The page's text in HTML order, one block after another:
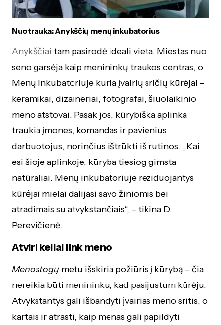
Nuotrauka: Anykščių menų inkubatorius
Anykščiai tam pasirodė ideali vieta. Miestas nuo
seno garsėja kaip menininkų traukos centras, o
Menų inkubatoriuje kuria įvairių sričių kūrėjai –
keramikai, dizaineriai, fotografai, šiuolaikinio
meno atstovai. Pasak jos, kūrybiška aplinka
traukia įmones, komandas ir pavienius
darbuotojus, norinčius ištrūkti iš rutinos. „Kai
esi šioje aplinkoje, kūryba tiesiog gimsta
natūraliai. Menų inkubatoriuje reziduojantys
kūrėjai mielai dalijasi savo žiniomis bei
atradimais su atvykstančiais“, – tikina D.
Perevičienė.
Atviri keliai link meno
Menostogų metu išskiria požiūris į kūrybą – čia
nereikia būti menininku, kad pasijustum kūrėju.
Atvykstantys gali išbandyti įvairias meno sritis, o
kartais ir atrasti, kaip menas gali papildyti